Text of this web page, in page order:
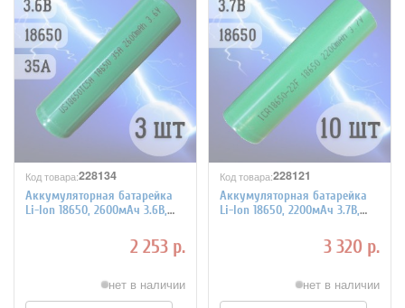
Код товара:228134
Аккумуляторная батарейка
Li-Ion 18650, 2600мАч 3.6В,
2 253 р.
нет в наличии
Код товара:228121
Аккумуляторная батарейка
Li-Ion 18650, 2200мАч 3.7В,
3 320 р.
нет в наличии